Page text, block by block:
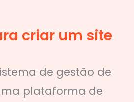
criar um site
de gestão de
plataforma de